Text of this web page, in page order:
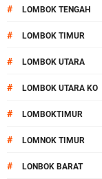
# LOMBOK TENGAH
# LOMBOK TIMUR
# LOMBOK UTARA
# LOMBOK UTARA KO
# LOMBOKTIMUR
# LOMNOK TIMUR
# LONBOK BARAT